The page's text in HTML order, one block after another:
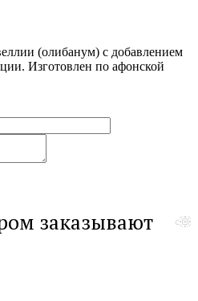
(олибанум) с добавлением
Изготовлен по афонской
заказывают